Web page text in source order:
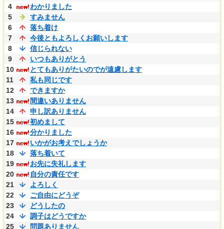
4
わかりました
5
すみません
6
落ち着け
7
今後ともよろしくお願いします
8
信じられない
9
いつもありがとう
10
とてもありがたいのでが遠慮します
11
私も同じです
12
できますか
13
間違いありません
14
申し訳ありません
15
初めまして
16
分かりました
17
いかがお考えでしょうか
18
落ち着いて
19
お先に失礼します
20
自分の責任です
21
よろしく
22
ご自由にどうぞ
23
どうしたの
24
調子はどうですか
25
問題ありません